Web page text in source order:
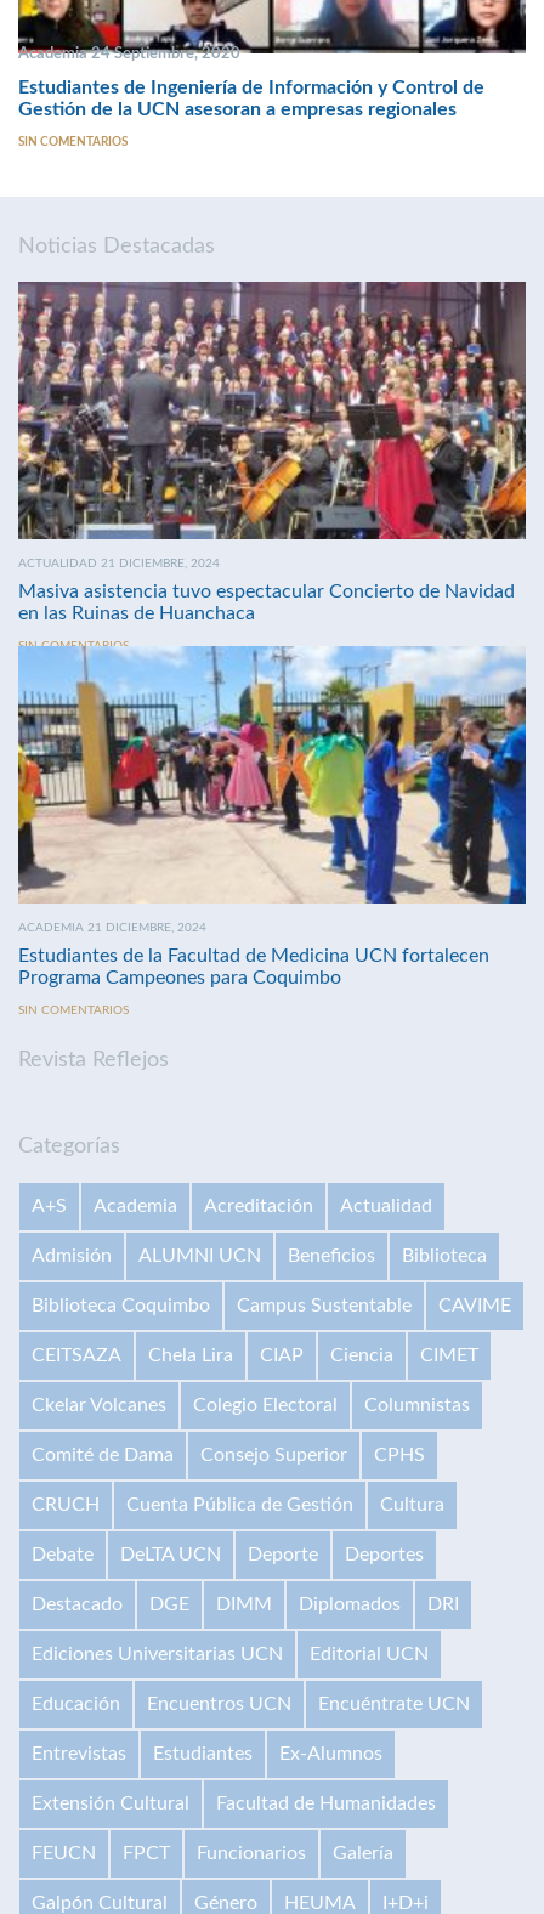
Academia 24 Septiembre, 2020
Estudiantes de Ingeniería de Información y Control de
Gestión de la UCN asesoran a empresas regionales
SIN COMENTARIOS
Noticias Destacadas
ACTUALIDAD 21 DICIEMBRE, 2024
Masiva asistencia tuvo espectacular Concierto de Navidad
en las Ruinas de Huanchaca
SIN COMENTARIOS
ACADEMIA 21 DICIEMBRE, 2024
Estudiantes de la Facultad de Medicina UCN fortalecen
Programa Campeones para Coquimbo
SIN COMENTARIOS
Revista Reflejos
Categorías
A+S Academia Acreditación Actualidad
Admisión ALUMNI UCN Beneficios Biblioteca
Biblioteca Coquimbo Campus Sustentable CAVIME
CEITSAZA Chela Lira CIAP Ciencia CIMET
Ckelar Volcanes Colegio Electoral Columnistas
Comité de Dama Consejo Superior CPHS
CRUCH Cuenta Pública de Gestión Cultura
Debate DeLTA UCN Deporte Deportes
Destacado DGE DIMM Diplomados DRI
Ediciones Universitarias UCN Editorial UCN
Educación Encuentros UCN Encuéntrate UCN
Entrevistas Estudiantes Ex-Alumnos
Extensión Cultural Facultad de Humanidades
FEUCN FPCT Funcionarios Galería
Galpón Cultural Género HEUMA I+D+i